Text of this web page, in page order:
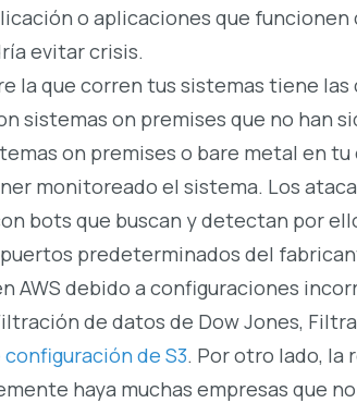
o aplicaciones que
evitar crisis.
la que corren tus sistemas tiene
sistemas on premises que no han
on premises o bare metal en
monitoreado el sistema. Los
bots que buscan y detectan por
predeterminados del
AWS debido a configuraciones
de datos de Dow Jones,
de S3. Por otro lado, la
haya muchas empresas que